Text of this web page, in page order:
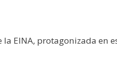
EINA, protagonizada en